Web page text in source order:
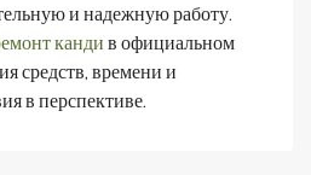
и надежную работу.
канди в официальном
средств, времени и
в перспективе.